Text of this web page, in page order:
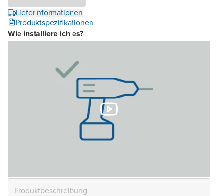
Lieferinformationen
Produktspezifikationen
Wie installiere ich es?